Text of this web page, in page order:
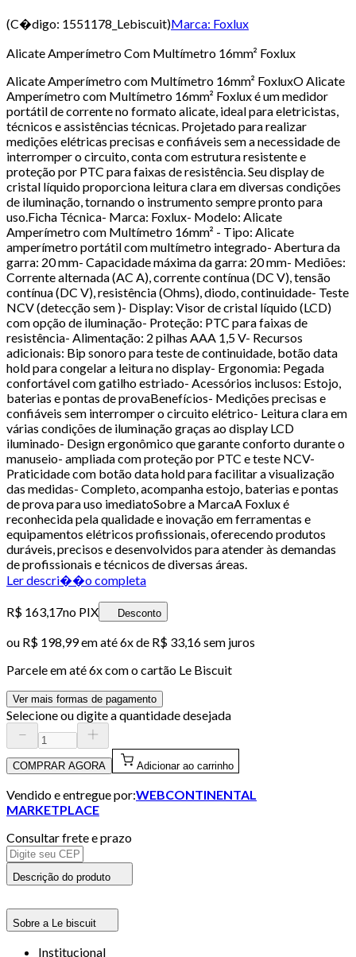
(C�digo: 1551178_Lebiscuit)Marca: Foxlux
Alicate Amperímetro Com Multímetro 16mm² Foxlux
Alicate Amperímetro com Multímetro 16mm² FoxluxO Alicate
Amperímetro com Multímetro 16mm² Foxlux é um medidor
portátil de corrente no formato alicate, ideal para eletricistas,
técnicos e assistências técnicas. Projetado para realizar
medições elétricas precisas e confiáveis sem a necessidade de
interromper o circuito, conta com estrutura resistente e
proteção por PTC para faixas de resistência. Seu display de
cristal líquido proporciona leitura clara em diversas condições
de iluminação, tornando o instrumento sempre pronto para
uso.Ficha Técnica- Marca: Foxlux- Modelo: Alicate
Amperímetro com Multímetro 16mm² - Tipo: Alicate
amperímetro portátil com multímetro integrado- Abertura da
garra: 20 mm- Capacidade máxima da garra: 20 mm- Mediões:
Corrente alternada (AC A), corrente contínua (DC V), tensão
contínua (DC V), resistência (Ohms), diodo, continuidade- Teste
NCV (detecção sem )- Display: Visor de cristal líquido (LCD)
com opção de iluminação- Proteção: PTC para faixas de
resistência- Alimentação: 2 pilhas AAA 1,5 V- Recursos
adicionais: Bip sonoro para teste de continuidade, botão data
hold para congelar a leitura no display- Ergonomia: Pegada
confortável com gatilho estriado- Acessórios inclusos: Estojo,
baterias e pontas de provaBenefícios- Medições precisas e
confiáveis sem interromper o circuito elétrico- Leitura clara em
várias condições de iluminação graças ao display LCD
iluminado- Design ergonômico que garante conforto durante o
manuseio- ampliada com proteção por PTC e teste NCV-
Praticidade com botão data hold para facilitar a visualização
das medidas- Completo, acompanha estojo, baterias e pontas
de prova para uso imediatoSobre a MarcaA Foxlux é
reconhecida pela qualidade e inovação em ferramentas e
equipamentos elétricos profissionais, oferecendo produtos
duráveis, precisos e desenvolvidos para atender às demandas
de profissionais e técnicos de diversas áreas.
Ler descri��o completa
R$ 163,17no PIX Desconto
ou R$ 198,99em até6x de R$ 33,16 sem juros
Parcele em até6x com o cartão Le Biscuit
Ver mais formas de pagamento
Selecione ou digite a quantidade desejada
COMPRAR AGORA Adicionar ao carrinho
Vendido e entregue por:WEBCONTINENTAL
MARKETPLACE
Consultar frete e prazo
Descrição do produto
Sobre a Le biscuit
Institucional